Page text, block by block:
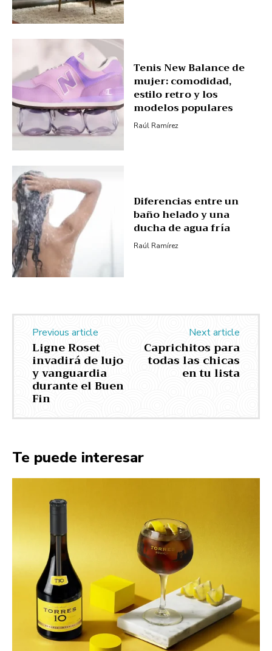
Tenis New Balance de
mujer: comodidad,
estilo retro y los
modelos populares
Raúl Ramírez
Diferencias entre un
baño helado y una
ducha de agua fría
Raúl Ramírez
Previous article
Ligne Roset
invadirá de lujo
y vanguardia
durante el Buen
Fin
Next article
Caprichitos para
todas las chicas
en tu lista
Te puede interesar